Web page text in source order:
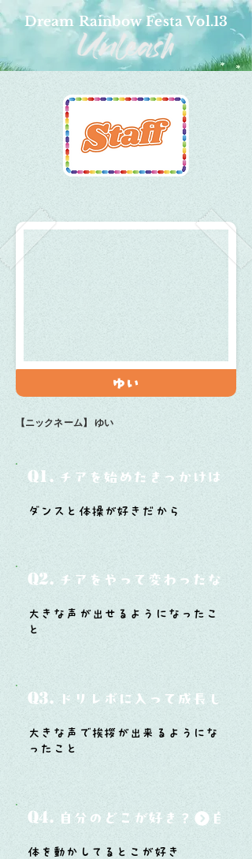
Dream Rainbow Festa Vol.13
ゆい
【ニックネーム】 ゆい
Q1. チアを始めたきっかけは？
ダンスと体操が好きだから
Q2. チアをやって変わったなと思
大きな声が出せるようになったこ
と
Q3. ドリレボに入って成長した
大きな声で挨拶が出来るようにな
ったこと
Q4. 自分のどこが好き？
体を動かしてるとこが好き